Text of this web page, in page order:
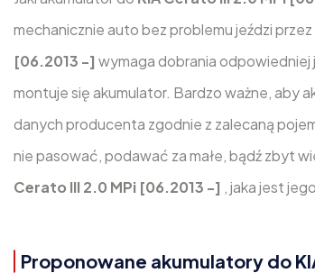
mechanicznie auto bez problemu jeździ
[06.2013 -] wymaga dobrania odpowiedniej
montuje się akumulator. Bardzo ważne, aby
danych producenta zgodnie z zalecaną
nie pasować, podawać za małe, bądź zbyt
Cerato III 2.0 MPi [06.2013 -] , jaka jest
Proponowane akumulatory do